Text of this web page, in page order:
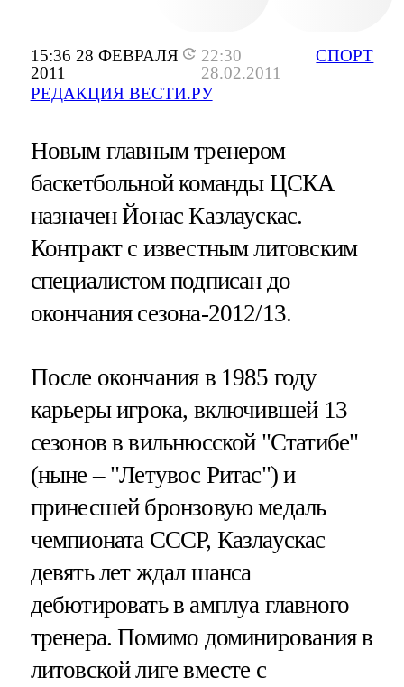
15:36 28 ФЕВРАЛЯ
2011
22:30
28.02.2011
РЕДАКЦИЯ ВЕСТИ.РУ
СПОРТ
Новым главным тренером
баскетбольной команды ЦСКА
назначен Йонас Казлаускас.
Контракт с известным литовским
специалистом подписан до
окончания сезона-2012/13.
После окончания в 1985 году
карьеры игрока, включившей 13
сезонов в вильнюсской "Статибе"
(ныне – "Летувос Ритас") и
принесшей бронзовую медаль
чемпионата СССР, Казлаускас
девять лет ждал шанса
дебютировать в амплуа главного
тренера. Помимо доминирования в
литовской лиге вместе с